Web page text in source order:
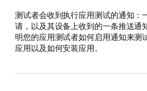
测试者会收到执行应用测试的通知：
请，以及其设备上收到的一条推送通
明您的应用测试者如何启用通知来测
应用以及如何安装应用。